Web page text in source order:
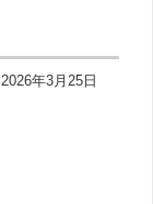
2026年3月25日